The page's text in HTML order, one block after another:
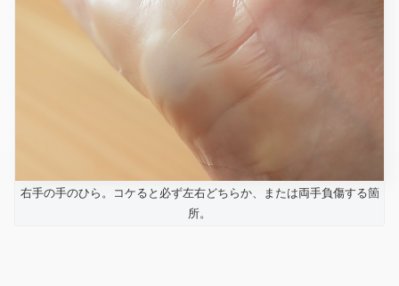
右手の手のひら。コケると必ず左右どちらか、または両手負傷する箇
所。